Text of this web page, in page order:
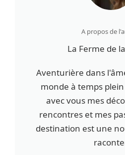
A propos de
La Ferme de
Aventurière dans
monde à temps
avec vous mes
rencontres et mes
destination est une